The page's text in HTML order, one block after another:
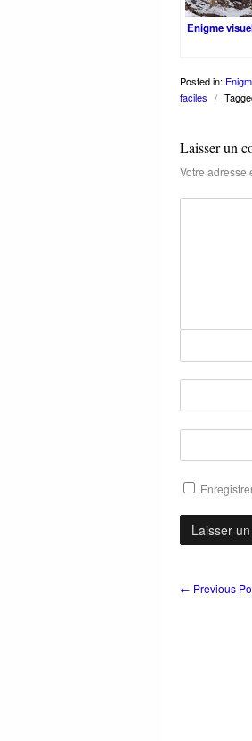
Enigme
Posted in:
faciles /
Laisser un
Votre adresse
← Previous